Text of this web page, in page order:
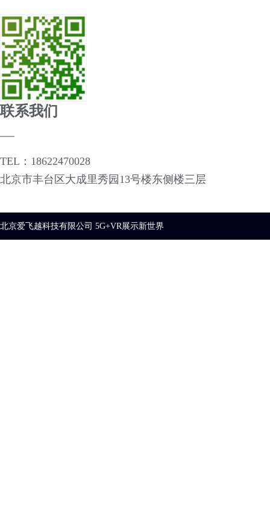
联系我们
TEL：18622470028
北京市丰台区大成里秀园13号楼东侧楼三层
北京爱飞越科技有限公司 5G+VR展示新世界